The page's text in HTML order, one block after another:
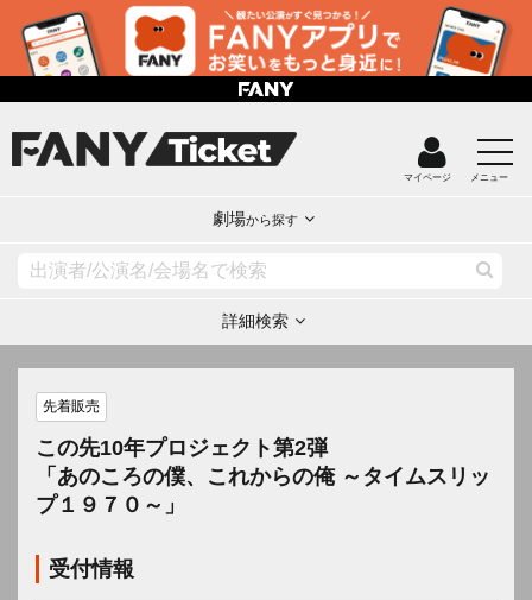
マイページ メニュー
劇場から探す
詳細検索
先着販売
この先10年プロジェクト第2弾
「あのころの僕、これからの俺 ～タイムスリッ
プ１９７０～」
受付情報